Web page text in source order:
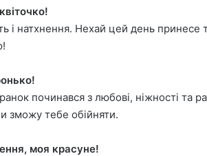
і натхнення. Нехай цей день принесе
починався з любові, ніжності та
зможу тебе обійняти.
моя красуне!